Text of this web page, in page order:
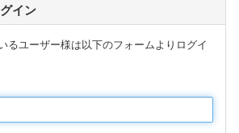
イン
るユーザー様は以下のフォームよりログイ